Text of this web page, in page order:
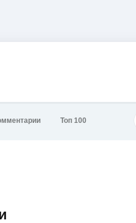
Топ 100